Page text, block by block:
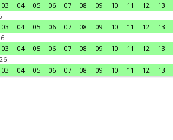
03 04 05 06 07 08 09 10 11 12 13
03 04 05 06 07 08 09 10 11 12 13
03 04 05 06 07 08 09 10 11 12 13
03 04 05 06 07 08 09 10 11 12 13